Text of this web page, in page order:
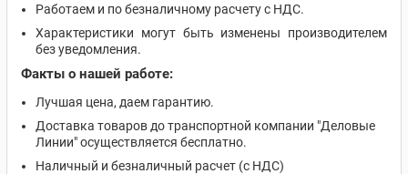
Работаем и по безналичному расчету с НДС.
Характеристики могут быть изменены производителем
без уведомления.
Факты о нашей работе:
Лучшая цена, даем гарантию.
Доставка товаров до транспортной компании "Деловые
Линии" осуществляется бесплатно.
Наличный и безналичный расчет (с НДС)